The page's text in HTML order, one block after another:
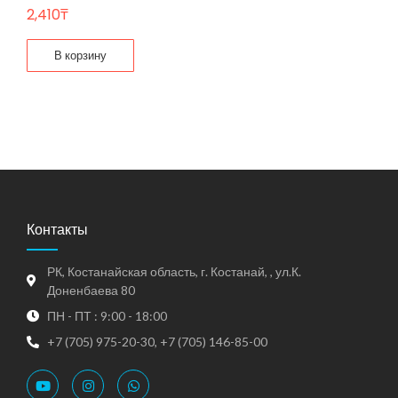
2,410₸
В корзину
Контакты
РК, Костанайская область, г. Костанай, , ул.К.
Доненбаева 80
ПН - ПТ : 9:00 - 18:00
+7 (705) 975-20-30, +7 (705) 146-85-00